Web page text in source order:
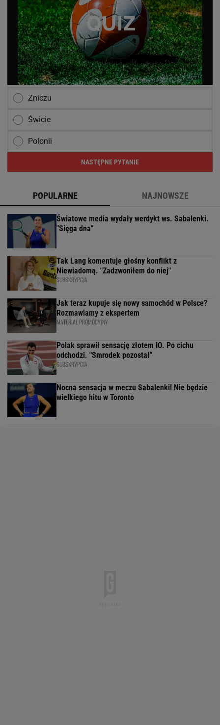
Zniczu
Świcie
Polonii
NASTĘPNE PYTANIE
POPULARNE NAJNOWSZE
Światowe media wydały werdykt ws. Sabalenki.
"Sięga dna"
Tak Lang komentuje głośny konflikt z
Niewiadomą. "Zadzwoniłem do niej"
SUBSKRYPCJA
Jak teraz kupuje się nowy samochód w Polsce?
Rozmawiamy z ekspertem
MATERIAŁ PROMOCYJNY
Polak sprawił sensację złotem IO. Po cichu
odchodzi. "Smrodek pozostał"
SUBSKRYPCJA
Nocna sensacja w meczu Sabalenki! Nie będzie
wielkiego hitu w Toronto